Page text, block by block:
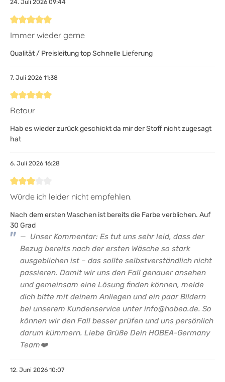
24. Juli 2026 09:44
Bewertung mit 5 von 5 Sternen
Immer wieder gerne
Qualität / Preisleitung top Schnelle Lieferung
7. Juli 2026 11:38
Bewertung mit 5 von 5 Sternen
Retour
Hab es wieder zurück geschickt da mir der Stoff nicht zugesagt
hat
6. Juli 2026 16:28
Bewertung mit 3 von 5 Sternen
Würde ich leider nicht empfehlen.
Nach dem ersten Waschen ist bereits die Farbe verblichen. Auf
30 Grad
Unser Kommentar: Es tut uns sehr leid, dass der
Bezug bereits nach der ersten Wäsche so stark
ausgeblichen ist – das sollte selbstverständlich nicht
passieren. Damit wir uns den Fall genauer ansehen
und gemeinsam eine Lösung finden können, melde
dich bitte mit deinem Anliegen und ein paar Bildern
bei unserem Kundenservice unter info@hobea.de. So
können wir den Fall besser prüfen und uns persönlich
darum kümmern. Liebe Grüße Dein HOBEA-Germany
Team❤️
12. Juni 2026 10:07